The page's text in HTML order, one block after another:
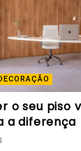
o seu piso
a diferença